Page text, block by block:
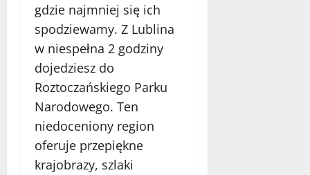
gdzie najmniej się ich
spodziewamy. Z Lublina
w niespełna 2 godziny
dojedziesz do
Roztoczańskiego Parku
Narodowego. Ten
niedoceniony region
oferuje przepiękne
krajobrazy, szlaki